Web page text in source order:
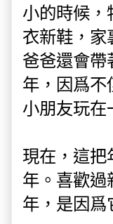
小的時候
衣新鞋，
爸爸還會
年，因爲
小朋友玩在
現在，這把
年。喜歡
年，是因爲